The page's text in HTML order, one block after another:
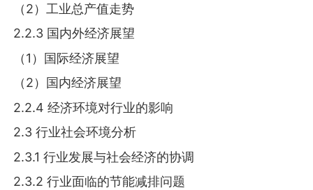
（2）工业总产值走势
2.2.3 国内外经济展望
（1）国际经济展望
（2）国内经济展望
2.2.4 经济环境对行业的影响
2.3 行业社会环境分析
2.3.1 行业发展与社会经济的协调
2.3.2 行业面临的节能减排问题